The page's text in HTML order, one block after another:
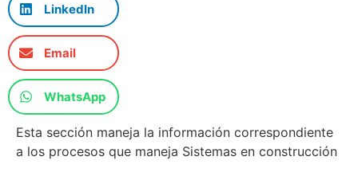
LinkedIn
Email
WhatsApp
Esta sección maneja la información correspondiente
a los procesos que maneja Sistemas en construcción